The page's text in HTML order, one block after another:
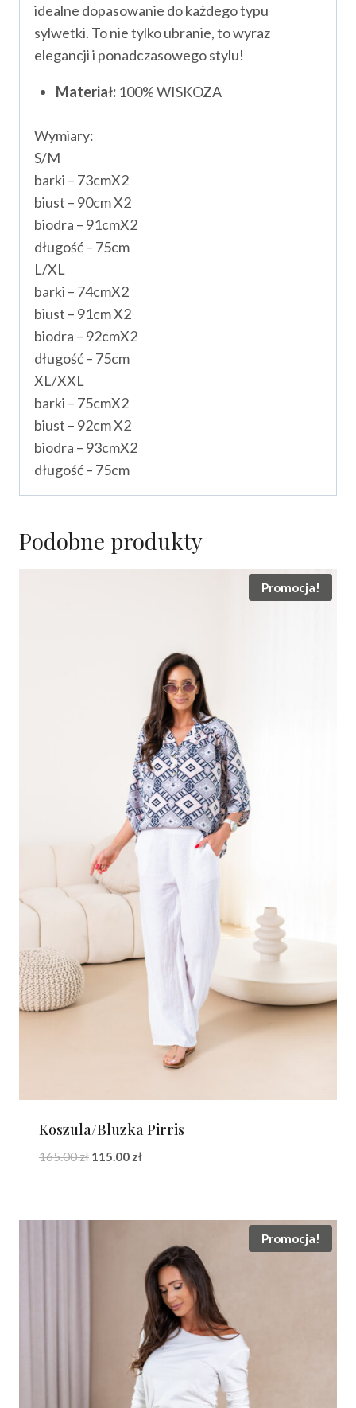
idealne dopasowanie do każdego typu
sylwetki. To nie tylko ubranie, to wyraz
elegancji i ponadczasowego stylu!
Materiał: 100% WISKOZA
Wymiary:
S/M
barki – 73cmX2
biust – 90cm X2
biodra – 91cmX2
długość – 75cm
L/XL
barki – 74cmX2
biust – 91cm X2
biodra – 92cmX2
długość – 75cm
XL/XXL
barki – 75cmX2
biust – 92cm X2
biodra – 93cmX2
długość – 75cm
Podobne produkty
Promocja!
Koszula/Bluzka Pirris
165.00zł Pierwotna
115.00 złAktualna
Promocja!